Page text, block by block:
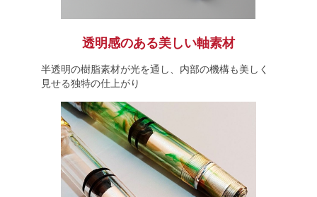
透明感のある美しい軸素材
半透明の樹脂素材が光を通し、内部の機構も美しく
見せる独特の仕上がり